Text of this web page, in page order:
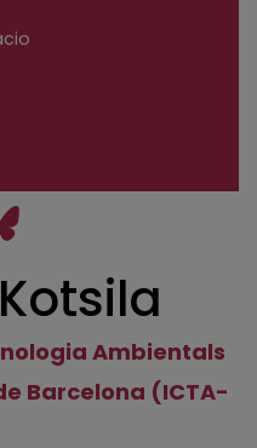
Ambientals
Barcelona (ICTA-